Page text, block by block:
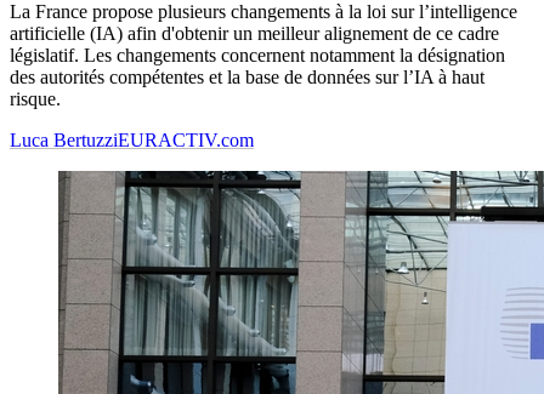
La France propose plusieurs changements à la loi sur l’intelligence
artificielle (IA) afin d'obtenir un meilleur alignement de ce cadre
législatif. Les changements concernent notamment la désignation
des autorités compétentes et la base de données sur l’IA à haut
risque.
Luca BertuzziEURACTIV.com